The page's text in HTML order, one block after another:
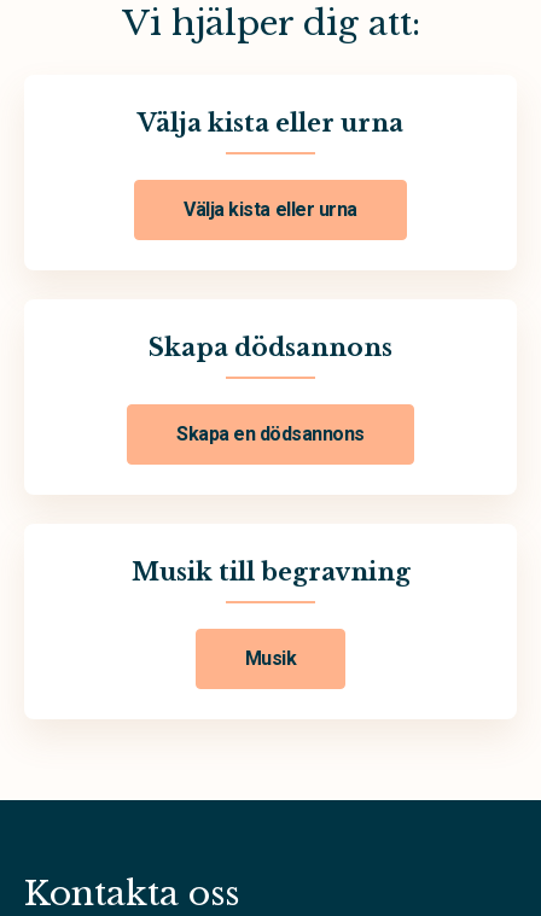
Vi hjälper dig att:
Välja kista eller urna
Välja kista eller urna
Skapa dödsannons
Skapa en dödsannons
Musik till begravning
Musik
Kontakta oss